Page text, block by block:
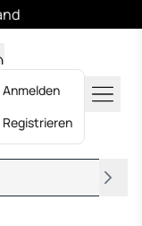
Anmelden
Registrieren